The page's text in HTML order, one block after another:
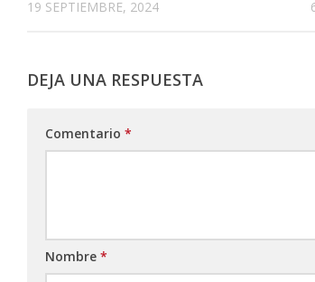
19 SEPTIEMBRE, 2024
DEJA UNA RESPUESTA
Comentario *
Nombre *